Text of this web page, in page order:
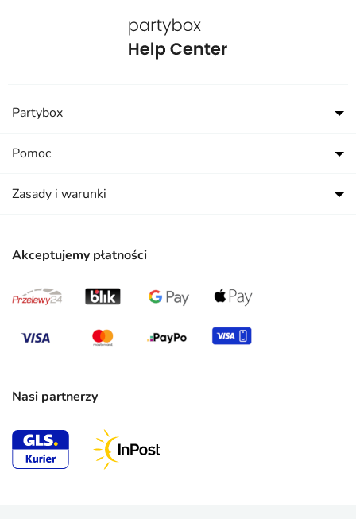
Akceptujemy płatności
Nasi partnerzy
Partybox
Pomoc
Zasady i warunki